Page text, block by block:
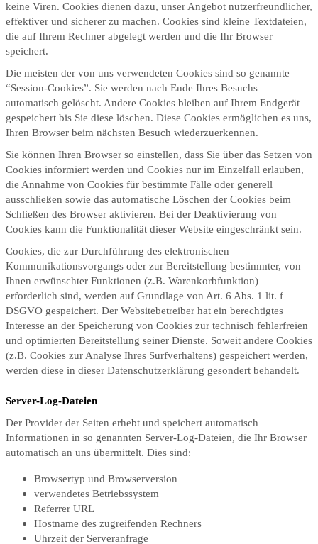
keine Viren. Cookies dienen dazu, unser Angebot nutzerfreundlicher,
effektiver und sicherer zu machen. Cookies sind kleine Textdateien,
die auf Ihrem Rechner abgelegt werden und die Ihr Browser
speichert.
Die meisten der von uns verwendeten Cookies sind so genannte
“Session-Cookies”. Sie werden nach Ende Ihres Besuchs
automatisch gelöscht. Andere Cookies bleiben auf Ihrem Endgerät
gespeichert bis Sie diese löschen. Diese Cookies ermöglichen es uns,
Ihren Browser beim nächsten Besuch wiederzuerkennen.
Sie können Ihren Browser so einstellen, dass Sie über das Setzen von
Cookies informiert werden und Cookies nur im Einzelfall erlauben,
die Annahme von Cookies für bestimmte Fälle oder generell
ausschließen sowie das automatische Löschen der Cookies beim
Schließen des Browser aktivieren. Bei der Deaktivierung von
Cookies kann die Funktionalität dieser Website eingeschränkt sein.
Cookies, die zur Durchführung des elektronischen
Kommunikationsvorgangs oder zur Bereitstellung bestimmter, von
Ihnen erwünschter Funktionen (z.B. Warenkorbfunktion)
erforderlich sind, werden auf Grundlage von Art. 6 Abs. 1 lit. f
DSGVO gespeichert. Der Websitebetreiber hat ein berechtigtes
Interesse an der Speicherung von Cookies zur technisch fehlerfreien
und optimierten Bereitstellung seiner Dienste. Soweit andere Cookies
(z.B. Cookies zur Analyse Ihres Surfverhaltens) gespeichert werden,
werden diese in dieser Datenschutzerklärung gesondert behandelt.
Server-Log-Dateien
Der Provider der Seiten erhebt und speichert automatisch
Informationen in so genannten Server-Log-Dateien, die Ihr Browser
automatisch an uns übermittelt. Dies sind:
Browsertyp und Browserversion
verwendetes Betriebssystem
Referrer URL
Hostname des zugreifenden Rechners
Uhrzeit der Serveranfrage